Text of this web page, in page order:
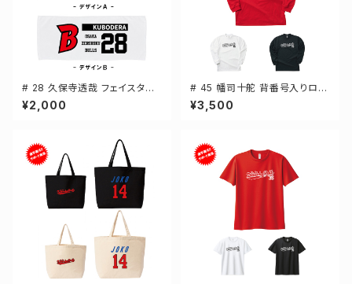
# 28 久保寺透哉 フェイスタオ
ル 選手還元 2デザイン FT014
4
¥2,000
# 45 幡司十舵 背番号入りロゴ
ドライTシャツ 長袖 選手還元 3
カラー S-5Lサイズ 000304
¥3,500